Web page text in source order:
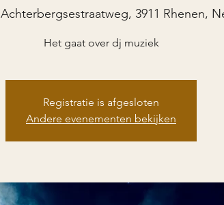
Achterbergsestraatweg, 3911 Rhenen,
Het gaat over dj muziek
Registratie is afgesloten
Andere evenementen bekijken